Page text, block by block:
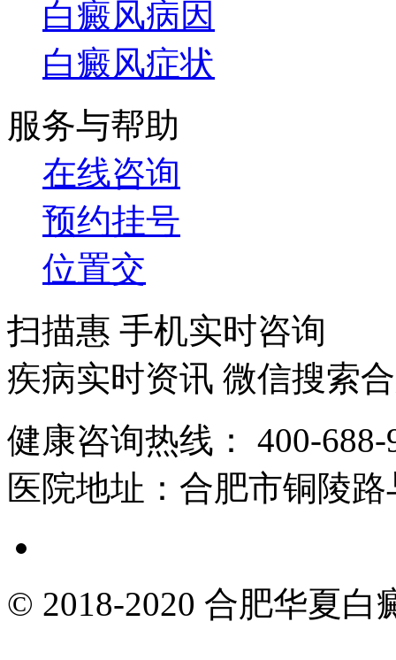
白癜风病因
白癜风症状
服务与帮助
在线咨询
预约挂号
位置交
扫描惠 手机实时咨询
疾病实时资讯 微信搜索
健康咨询热线： 400-688-
医院地址： 合肥市铜陵
© 2018-2020 合肥华夏白